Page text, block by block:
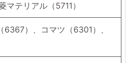
マテリアル（5711）
6367）、コマツ（6301）、